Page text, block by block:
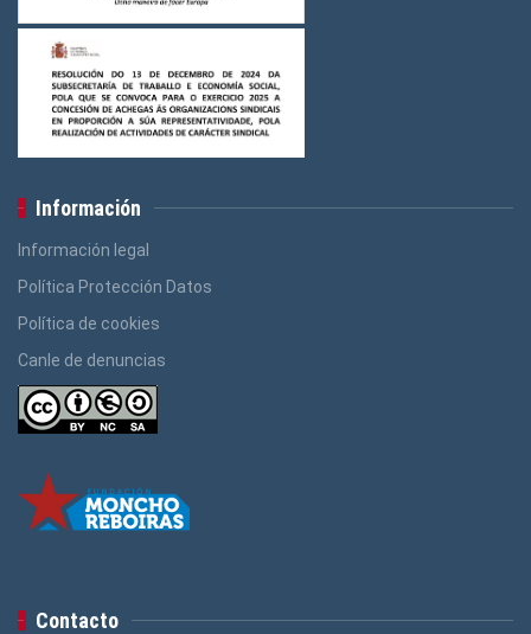
Información
Información legal
Política Protección Datos
Política de cookies
Canle de denuncias
Contacto